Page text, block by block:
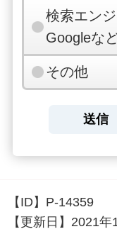
検索エン
Googleなど
その他
【ID】 P-14359
【更新日】 2021年